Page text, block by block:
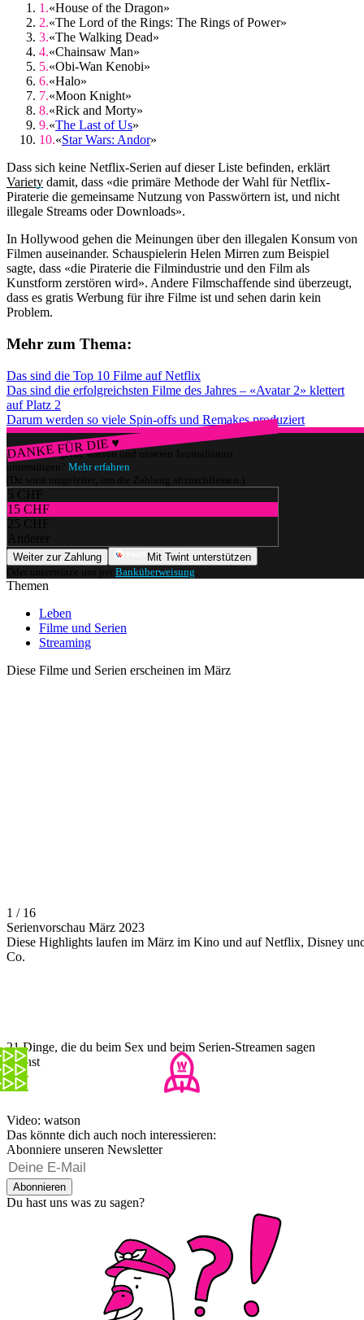
«House of the Dragon»
«The Lord of the Rings: The Rings of Power»
«The Walking Dead»
«Chainsaw Man»
«Obi-Wan Kenobi»
«Halo»
«Moon Knight»
«Rick and Morty»
«The Last of Us»
«Star Wars: Andor»
Dass sich keine Netflix-Serien auf dieser Liste befinden, erklärt
Variety damit, dass «die primäre Methode der Wahl für Netflix-
Piraterie die gemeinsame Nutzung von Passwörtern ist, und nicht
illegale Streams oder Downloads».
In Hollywood gehen die Meinungen über den illegalen Konsum von
Filmen auseinander. Schauspielerin Helen Mirren zum Beispiel
sagte, dass «die Piraterie die Filmindustrie und den Film als
Kunstform zerstören wird». Andere Filmschaffende sind überzeugt,
dass es gratis Werbung für ihre Filme ist und sehen darin kein
Problem.
Mehr zum Thema:
Das sind die Top 10 Filme auf Netflix
Das sind die erfolgreichsten Filme des Jahres – «Avatar 2» klettert
auf Platz 2
Darum werden so viele Spin-offs und Remakes produziert
DANKE FÜR DIE ♥
Würdest du gerne watson und unseren Journalismus
unterstützen? Mehr erfahren
(Du wirst umgeleitet, um die Zahlung abzuschliessen.)
5 CHF
15 CHF
25 CHF
Anderer
Weiter zur Zahlung
Mit Twint unterstützen
Oder unterstütze uns per Banküberweisung
Themen
Leben
Filme und Serien
Streaming
Diese Filme und Serien erscheinen im März
1 / 16
Serienvorschau März 2023
Diese Highlights laufen im März im Kino und auf Netflix, Disney
Co.
21 Dinge, die du beim Sex und beim Serien-Streamen sagen
kannst
Video: watson
Das könnte dich auch noch interessieren:
Abonniere unseren Newsletter
Abonnieren
Du hast uns was zu sagen?